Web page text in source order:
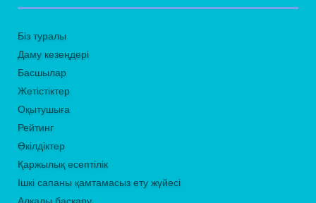
Біз туралы
Даму кезеңдері
Басшылар
Жетістіктер
Оқытушыға
Рейтинг
Өкілдіктер
Қаржылық есептілік
Ішкі сапаны қамтамасыз ету жүйесі